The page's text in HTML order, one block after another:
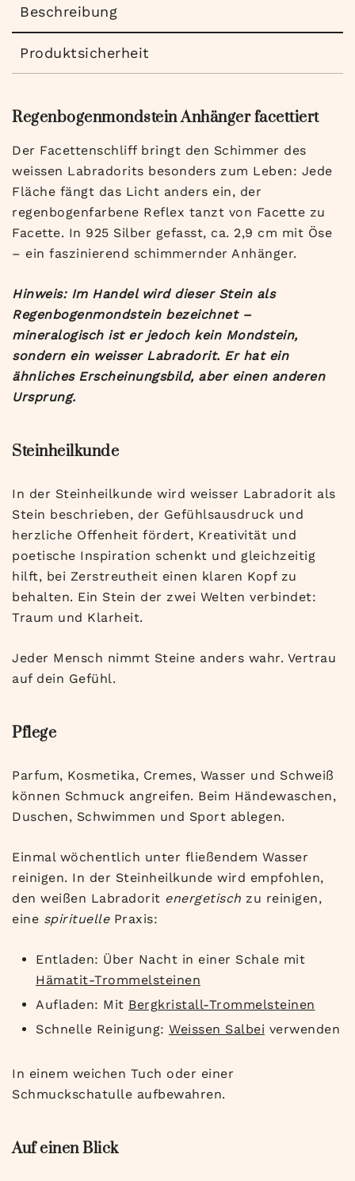
Beschreibung
Produktsicherheit
Regenbogenmondstein Anhänger facettiert
Der Facettenschliff bringt den Schimmer des
weissen Labradorits besonders zum Leben: Jede
Fläche fängt das Licht anders ein, der
regenbogenfarbene Reflex tanzt von Facette zu
Facette. In 925 Silber gefasst, ca. 2,9 cm mit Öse
– ein faszinierend schimmernder Anhänger.
Hinweis: Im Handel wird dieser Stein als
Regenbogenmondstein bezeichnet –
mineralogisch ist er jedoch kein Mondstein,
sondern ein weisser Labradorit. Er hat ein
ähnliches Erscheinungsbild, aber einen anderen
Ursprung.
Steinheilkunde
In der Steinheilkunde wird weisser Labradorit als
Stein beschrieben, der Gefühlsausdruck und
herzliche Offenheit fördert, Kreativität und
poetische Inspiration schenkt und gleichzeitig
hilft, bei Zerstreutheit einen klaren Kopf zu
behalten. Ein Stein der zwei Welten verbindet:
Traum und Klarheit.
Jeder Mensch nimmt Steine anders wahr. Vertrau
auf dein Gefühl.
Pflege
Parfum, Kosmetika, Cremes, Wasser und Schweiß
können Schmuck angreifen. Beim Händewaschen,
Duschen, Schwimmen und Sport ablegen.
Einmal wöchentlich unter fließendem Wasser
reinigen. In der Steinheilkunde wird empfohlen,
den weißen Labradorit energetisch zu reinigen,
eine spirituellePraxis:
Entladen: Über Nacht in einer Schale mit
Hämatit-Trommelsteinen
Aufladen: Mit Bergkristall-Trommelsteinen
Schnelle Reinigung: Weissen Salbei verwenden
In einem weichen Tuch oder einer
Schmuckschatulle aufbewahren.
Auf einen Blick